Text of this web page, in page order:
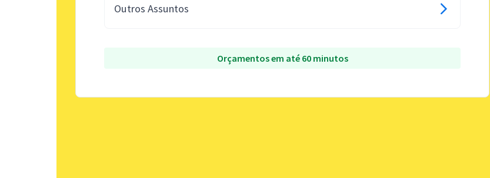
Outros Assuntos
Orçamentos em até 60 minutos